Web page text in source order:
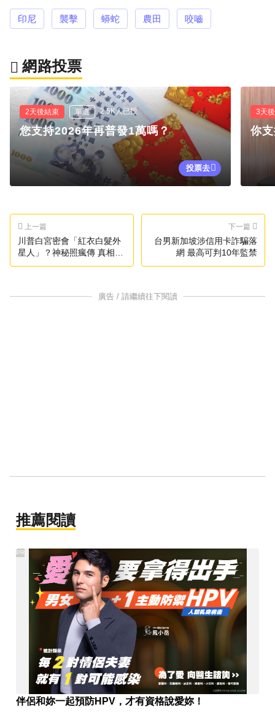
印尼 襲擊 蟒蛇 農田 咬嚙
網路投票
2天後結束 單選 2.5K人已投
您支持2026年再普發1萬嗎？
投票去
3天
你
上一篇
川普白宮密會「紅衣白髮外
星人」？神秘照瘋傳 真相曝
光了
下一篇
台男新加坡涉信用卡詐騙落
網 最高可判10年監禁
廣告 / 請繼續往下閱讀
推薦閱讀
伴侶和妳一起預防HPV，才有資格說愛妳！
PR